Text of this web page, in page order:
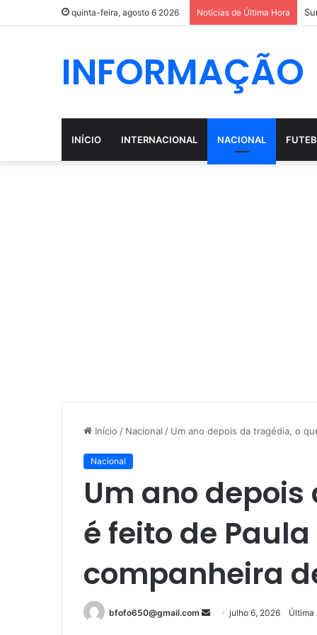
quinta-feira, agosto 6 2026 Notícias de Última Hora
INFORMAÇÃO
INÍCIO INTERNACIONAL NACIONAL
Início / Nacional / Um ano depois da tragédia, o
Nacional
Um ano
é feito de Paula
companheira
bfofo650@gmail.com
Mandejulho 6, 2026 Última